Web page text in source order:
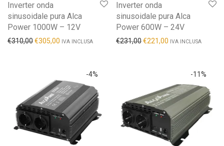
Inverter onda
sinusoidale pura Alca
Power 1000W – 12V
€310,00€305,00 IVA INCLUSA
Inverter onda
sinusoidale pura Alca
Power 600W – 24V
€231,00€221,00 IVA INCLUSA
-4% -11%